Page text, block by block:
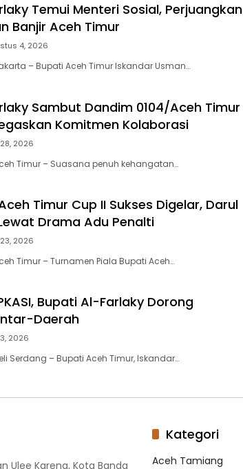
Temui Menteri Sosial, Perjuangkan
Banjir Aceh Timur
4, 2026
– Bupati Aceh Timur Iskandar Usman…
Sambut Dandim 0104/Aceh Timur
Komitmen Kolaborasi
2026
Timur – Suasana penuh kehangatan…
Timur Cup II Sukses Digelar, Darul
Drama Adu Penalti
2026
Timur – Turnamen Piala Bupati Aceh…
Bupati Al-Farlaky Dorong
Daerah
2026
Serdang – Bupati Aceh Timur, Iskandar…
Ulee Kareng, Kota Banda
Kategori
Aceh Tamiang